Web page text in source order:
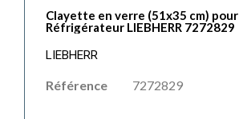
Clayette en verre (51x35 cm) pour
Réfrigérateur LIEBHERR 7272829
LIEBHERR
Référence 7272829